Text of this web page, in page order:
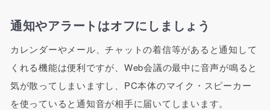
通知やアラートはオフにしましょう
カレンダーやメール、チャットの着信等があると通知して
くれる機能は便利ですが、Web会議の最中に音声が鳴ると
気が散ってしまいますし、PC本体のマイク・スピーカー
を使っていると通知音が相手に届いてしまいます。